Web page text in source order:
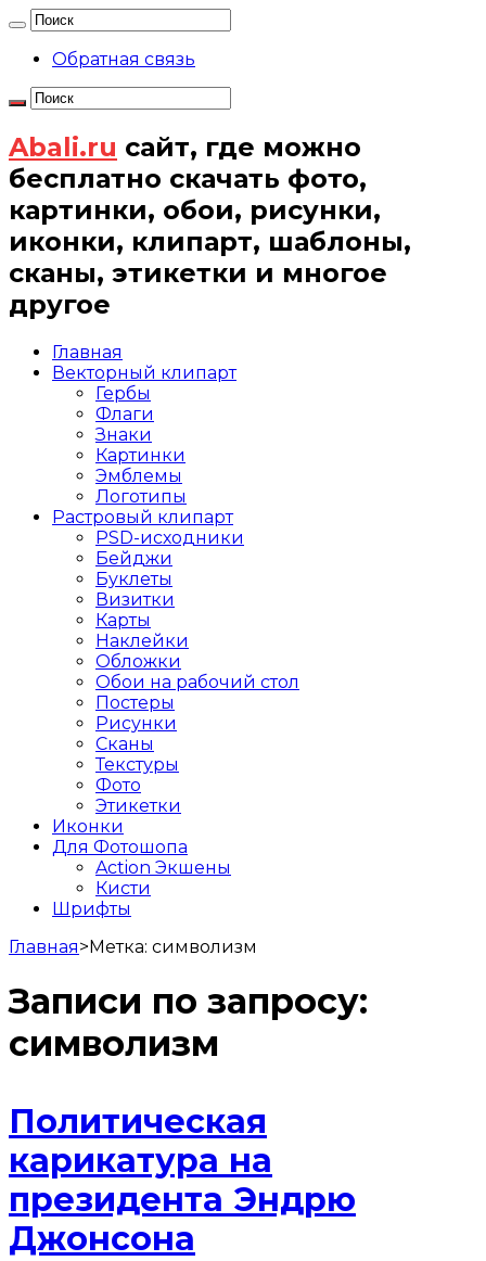
Обратная связь
Abali.ru сайт, где можно
бесплатно скачать фото,
картинки, обои, рисунки,
иконки, клипарт, шаблоны,
сканы, этикетки и многое
другое
Главная
Векторный клипарт
Гербы
Флаги
Знаки
Картинки
Эмблемы
Логотипы
Растровый клипарт
PSD-исходники
Бейджи
Буклеты
Визитки
Карты
Наклейки
Обложки
Обои на рабочий стол
Постеры
Рисунки
Сканы
Текстуры
Фото
Этикетки
Иконки
Для Фотошопа
Action Экшены
Кисти
Шрифты
Главная>Метка: символизм
Записи по запросу:
символизм
Политическая
карикатура на
президента Эндрю
Джонсона